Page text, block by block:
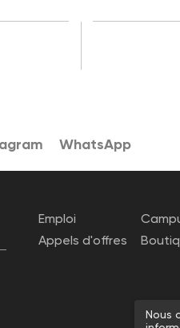
WhatsApp
Emploi
Appels d'offres
Nous